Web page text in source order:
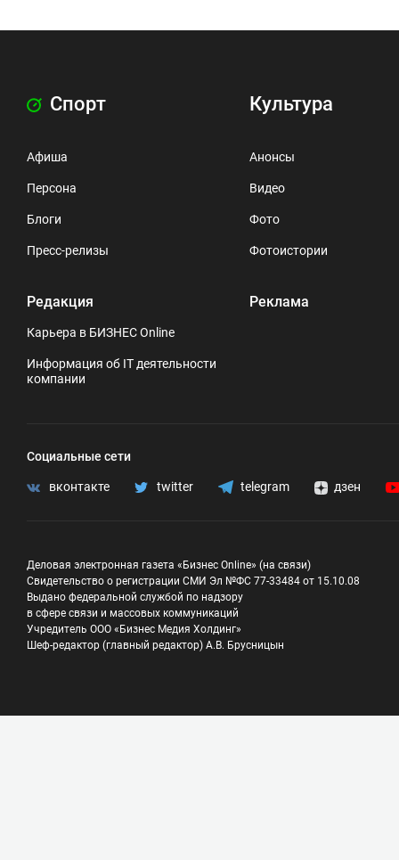
Спорт
Афиша
Персона
Блоги
Пресс-релизы
Редакция
Карьера в БИЗНЕС Online
Информация об IT деятельности
компании
Культура
Анонсы
Видео
Фото
Фотоистории
Реклама
Социальные сети
вконтакте twitter telegram дзен
Деловая электронная газета «Бизнес Online» (на связи)
Свидетельство о регистрации СМИ Эл №ФС 77-33484 от 15.10.08
Выдано федеральной службой по надзору
в сфере связи и массовых коммуникаций
Учредитель ООО «Бизнес Медия Холдинг»
Шеф-редактор (главный редактор) А.В. Брусницын